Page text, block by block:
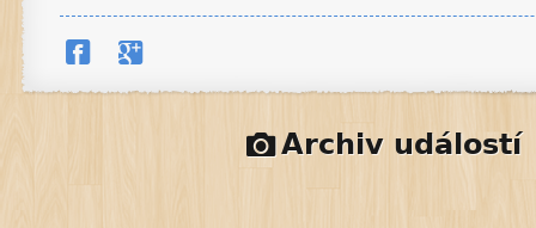
Archiv událostí